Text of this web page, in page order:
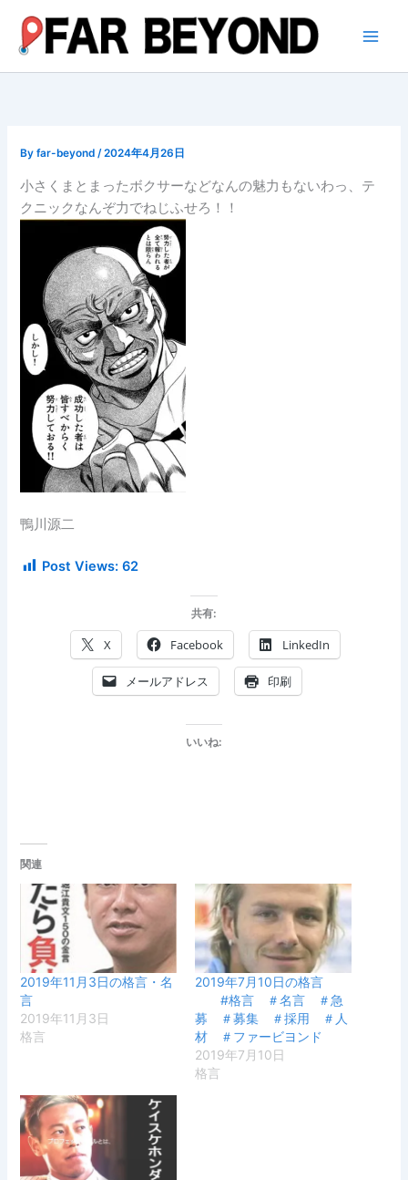
ス
Byfar-beyond/2024年4月26日
小さくまとまったボクサーなどなんの魅力もないわっ、テ
クニックなんぞ力でねじふせろ！！
鴨川源二
Post Views: 62
共有:
X Facebook LinkedIn
メールアドレス 印刷
いいね:
関連
2019年11月3日の格言・名
言
2019年11月3日
格言
2019年7月10日の格言
#格言 ＃名言 ＃急
募 ＃募集 ＃採用 ＃人
材 ＃ファービヨンド
2019年7月10日
格言